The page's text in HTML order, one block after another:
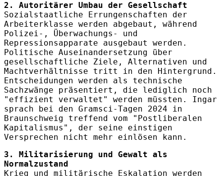
2. Autoritärer Umbau der Gesellschaft
Sozialstaatliche Errungenschaften der
Arbeiterklasse werden abgebaut, während
Polizei-, Überwachungs- und
Repressionsapparate ausgebaut werden.
Politische Auseinandersetzung über
gesellschaftliche Ziele, Alternativen und
Machtverhältnisse tritt in den Hintergrund.
Entscheidungen werden als technische
Sachzwänge präsentiert, die lediglich noch
"effizient verwaltet" werden müssten. Ingar
sprach bei den Gramsci-Tagen 2024 in
Braunschweig treffend vom "Postliberalen
Kapitalismus", der seine einstigen
Versprechen nicht mehr einlösen kann.
3. Militarisierung und Gewalt als
Normalzustand
Krieg und militärische Eskalation werden